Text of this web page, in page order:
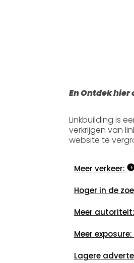
En Ontdek hier
Linkbuilding is
verkrijgen van
website te
Meer verkeer:
Hoger in de
Meer autoriteit:
Meer exposure:
Lagere